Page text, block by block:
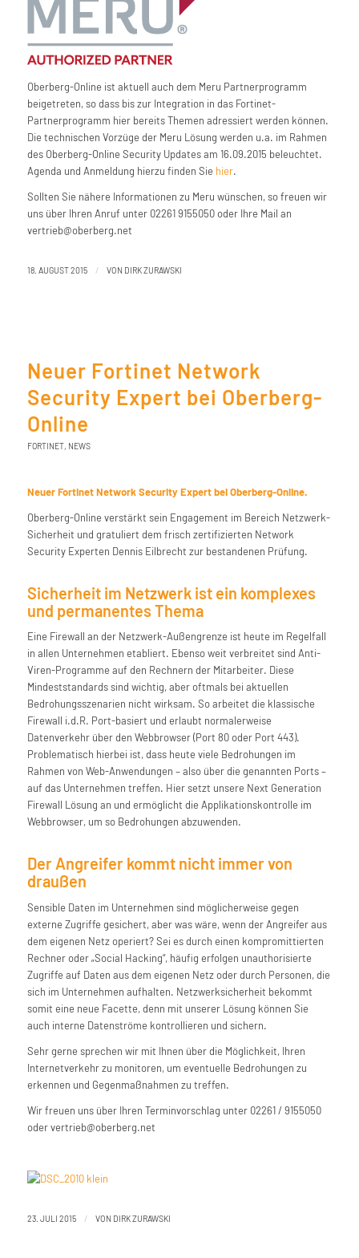
Oberberg-Online ist aktuell auch dem Meru Partnerprogramm
beigetreten, so dass bis zur Integration in das Fortinet-
Partnerprogramm hier bereits Themen adressiert werden können.
Die technischen Vorzüge der Meru Lösung werden u.a. im Rahmen
des Oberberg-Online Security Updates am 16.09.2015 beleuchtet.
Agenda und Anmeldung hierzu finden Sie hier.
Sollten Sie nähere Informationen zu Meru wünschen, so freuen wir
uns über Ihren Anruf unter 02261 9155050 oder Ihre Mail an
vertrieb@oberberg.net
18. AUGUST 2015 / VON DIRK ZURAWSKI
Neuer Fortinet Network
Security Expert bei Oberberg-
Online
FORTINET, NEWS
Neuer Fortinet Network Security Expert bei Oberberg-Online.
Oberberg-Online verstärkt sein Engagement im Bereich Netzwerk-
Sicherheit und gratuliert dem frisch zertifizierten Network
Security Experten Dennis Eilbrecht zur bestandenen Prüfung.
Sicherheit im Netzwerk ist ein komplexes
und permanentes Thema
Eine Firewall an der Netzwerk-Außengrenze ist heute im Regelfall
in allen Unternehmen etabliert. Ebenso weit verbreitet sind Anti-
Viren-Programme auf den Rechnern der Mitarbeiter. Diese
Mindeststandards sind wichtig, aber oftmals bei aktuellen
Bedrohungsszenarien nicht wirksam. So arbeitet die klassische
Firewall i.d.R. Port-basiert und erlaubt normalerweise
Datenverkehr über den Webbrowser (Port 80 oder Port 443).
Problematisch hierbei ist, dass heute viele Bedrohungen im
Rahmen von Web-Anwendungen – also über die genannten Ports –
auf das Unternehmen treffen. Hier setzt unsere Next Generation
Firewall Lösung an und ermöglicht die Applikationskontrolle im
Webbrowser, um so Bedrohungen abzuwenden.
Der Angreifer kommt nicht immer von
draußen
Sensible Daten im Unternehmen sind möglicherweise gegen
externe Zugriffe gesichert, aber was wäre, wenn der Angreifer aus
dem eigenen Netz operiert? Sei es durch einen kompromittierten
Rechner oder „Social Hacking“, häufig erfolgen unauthorisierte
Zugriffe auf Daten aus dem eigenen Netz oder durch Personen, die
sich im Unternehmen aufhalten. Netzwerksicherheit bekommt
somit eine neue Facette, denn mit unserer Lösung können Sie
auch interne Datenströme kontrollieren und sichern.
Sehr gerne sprechen wir mit Ihnen über die Möglichkeit, Ihren
Internetverkehr zu monitoren, um eventuelle Bedrohungen zu
erkennen und Gegenmaßnahmen zu treffen.
Wir freuen uns über Ihren Terminvorschlag unter 02261 / 9155050
oder vertrieb@oberberg.net
23. JULI 2015 / VON DIRK ZURAWSKI